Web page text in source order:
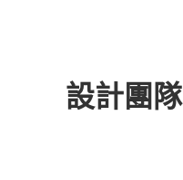
設計團隊